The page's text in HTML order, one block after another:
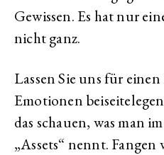
Gewissen. Es hat nur
nicht ganz.
Lassen Sie uns für
Emotionen
das schauen, was man
„Assets“ nennt.